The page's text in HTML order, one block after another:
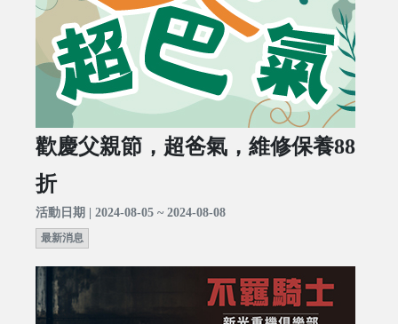
歡慶父親節，超爸氣，維修保養88
折
活動日期 | 2024-08-05 ~ 2024-08-08
最新消息